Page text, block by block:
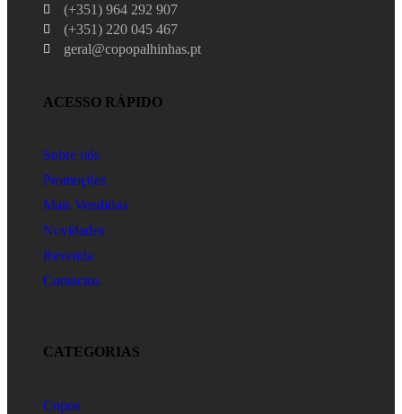
(+351) 964 292 907
(+351) 220 045 467
geral@copopalhinhas.pt
ACESSO RÁPIDO
Sobre nós
Promoções
Mais Vendidos
Novidades
Revenda
Contactos
CATEGORIAS
Copos